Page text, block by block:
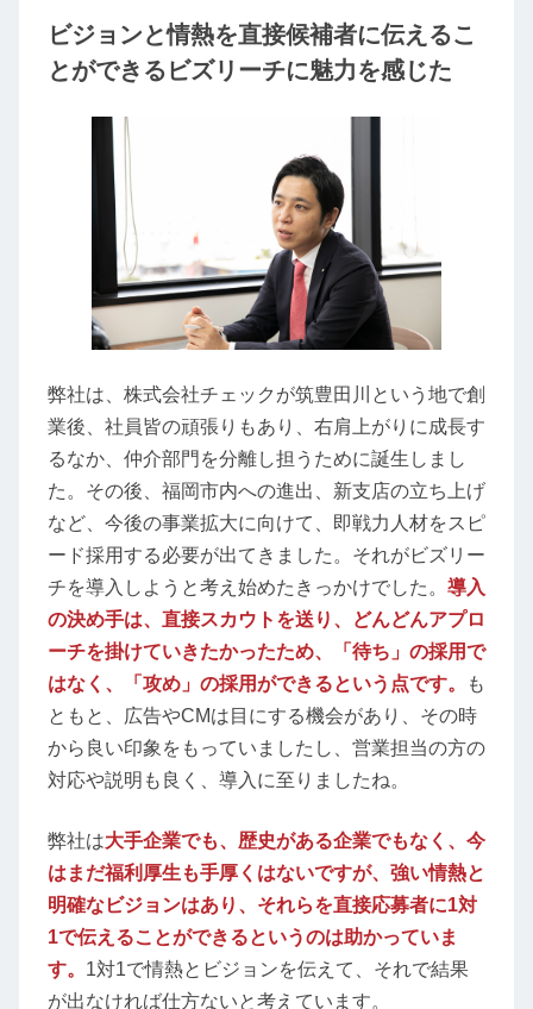
ビジョンと情熱を直接候補者に伝えるこ
とができるビズリーチに魅力を感じた
弊社は、株式会社チェックが筑豊田川という地で創
業後、社員皆の頑張りもあり、右肩上がりに成長す
るなか、仲介部門を分離し担うために誕生しまし
た。その後、福岡市内への進出、新支店の立ち上げ
など、今後の事業拡大に向けて、即戦力人材をスピ
ード採用する必要が出てきました。それがビズリー
チを導入しようと考え始めたきっかけでした。 導入
の決め手は、直接スカウトを送り、どんどんアプロ
ーチを掛けていきたかったため、「待ち」の採用で
はなく、「攻め」の採用ができるという点です。
も
ともと、広告やCMは目にする機会があり、その時
から良い印象をもっていましたし、営業担当の方の
対応や説明も良く、導入に至りましたね。
弊社は大手企業でも、歴史がある企業でもなく、今
はまだ福利厚生も手厚くはないですが、強い情熱と
明確なビジョンはあり、それらを直接応募者に1対
1で伝えることができるというのは助かっていま
す。 1対1で情熱とビジョンを伝えて、それで結果
が出なければ仕方ないと考えています。